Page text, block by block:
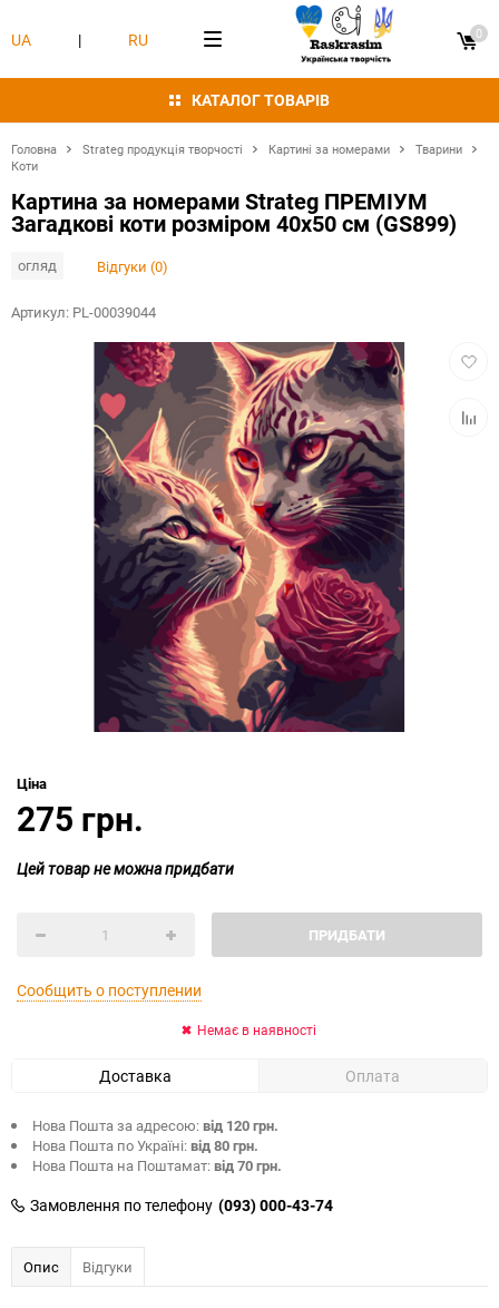
КАТАЛОГ ТОВАРІВ
UA | RU 0
Головна Strateg продукція творчості Картині за номерами
Тварини
Коти
Картина за номерами Strateg ПРЕМІУМ
Загадкові коти розміром 40х50 см (GS899)
огляд Відгуки (0)
Артикул: PL-00039044
Ціна
275 грн.
Цей товар не можна придбати
ПРИДБАТИ
Сообщить о поступлении
Немає в наявності
Доставка Оплата
Нова Пошта за адресою:від 120 грн.
Нова Пошта по Україні:від 80 грн.
Нова Пошта на Поштамат:від 70 грн.
Замовлення по телефону (093) 000-43-74
Опис Відгуки